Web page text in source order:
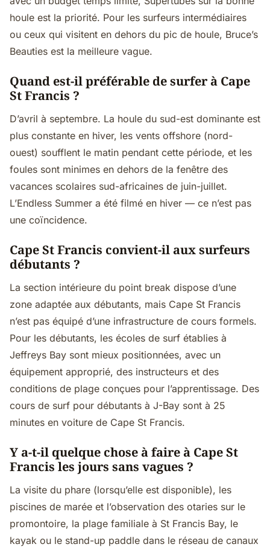
houle est la priorité. Pour les surfeurs intermédiaires
ou ceux qui visitent en dehors du pic de houle, Bruce’s
Beauties est la meilleure vague.
Quand est-il préférable de surfer à Cape
St Francis ?
D’avril à septembre. La houle du sud-est dominante est
plus constante en hiver, les vents offshore (nord-
ouest) soufflent le matin pendant cette période, et les
foules sont minimes en dehors de la fenêtre des
vacances scolaires sud-africaines de juin-juillet.
L’Endless Summer a été filmé en hiver — ce n’est pas
une coïncidence.
Cape St Francis convient-il aux surfeurs
débutants ?
La section intérieure du point break dispose d’une
zone adaptée aux débutants, mais Cape St Francis
n’est pas équipé d’une infrastructure de cours formels.
Pour les débutants, les écoles de surf établies à
Jeffreys Bay sont mieux positionnées, avec un
équipement approprié, des instructeurs et des
conditions de plage conçues pour l’apprentissage. Des
cours de surf pour débutants à J-Bay sont à 25
minutes en voiture de Cape St Francis.
Y a-t-il quelque chose à faire à Cape St
Francis les jours sans vagues ?
La visite du phare (lorsqu’elle est disponible), les
piscines de marée et l’observation des otaries sur le
promontoire, la plage familiale à St Francis Bay, le
kayak ou le stand-up paddle dans le réseau de canaux